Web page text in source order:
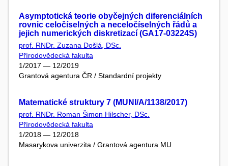
Asymptotická teorie obyčejných diferenciálních
rovnic celočíselných a neceločíselných řádů a
jejich numerických diskretizací (GA17-03224S)
prof. RNDr. Zuzana Došlá, DSc.
Přírodovědecká fakulta
1/2017 — 12/2019
Grantová agentura ČR / Standardní projekty
Matematické struktury 7 (MUNI/A/1138/2017)
prof. RNDr. Roman Šimon Hilscher, DSc.
Přírodovědecká fakulta
1/2018 — 12/2018
Masarykova univerzita / Grantová agentura MU